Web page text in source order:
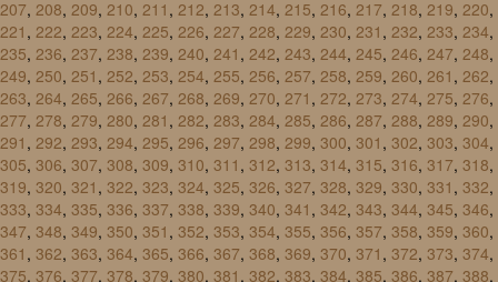
207, 208, 209, 210, 211 , 212, 213, 214, 215, 216, 217, 218, 219, 220,
221 , 222, 223, 224, 225, 226, 227, 228, 229, 230, 231 , 232, 233, 234,
235, 236, 237, 238, 239, 240, 241 , 242, 243, 244, 245, 246, 247, 248,
249, 250, 251 , 252, 253, 254, 255, 256, 257, 258, 259, 260, 261 , 262,
263, 264, 265, 266, 267, 268, 269, 270, 271 , 272, 273, 274, 275, 276,
277, 278, 279, 280, 281 , 282, 283, 284, 285, 286, 287, 288, 289, 290,
291 , 292, 293, 294, 295, 296, 297, 298, 299, 300, 301 , 302, 303, 304,
305, 306, 307, 308, 309, 310, 311 , 312, 313, 314, 315, 316, 317, 318,
319, 320, 321 , 322, 323, 324, 325, 326, 327, 328, 329, 330, 331 , 332,
333, 334, 335, 336, 337, 338, 339, 340, 341 , 342, 343, 344, 345, 346,
347, 348, 349, 350, 351 , 352, 353, 354, 355, 356, 357, 358, 359, 360,
361 , 362, 363, 364, 365, 366, 367, 368, 369, 370, 371 , 372, 373, 374,
375, 376, 377, 378, 379, 380, 381 , 382, 383, 384, 385, 386, 387, 388,